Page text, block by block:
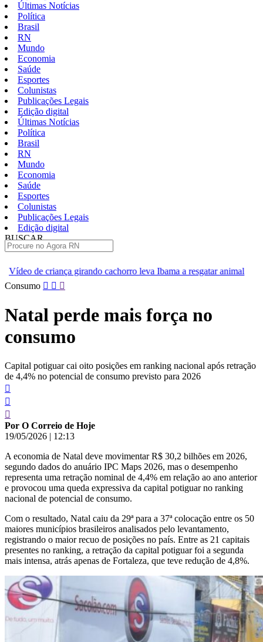
Últimas Notícias
Política
Brasil
RN
Mundo
Economia
Saúde
Esportes
Colunistas
Publicações Legais
Edição digital
Últimas Notícias
Política
Brasil
RN
Mundo
Economia
Saúde
Esportes
Colunistas
Publicações Legais
Edição digital
BUSCAR
cachorro leva Ibama a resgatar animal
[VÍDEO]
Pular
conteúdo
Consumo
Natal perde mais força no
consumo
Capital potiguar cai oito posições em ranking nacional após retração
de 4,4% no potencial de consumo previsto para 2026
Por O Correio de Hoje
19/05/2026 | 12:13
A economia de Natal deve movimentar R$ 30,2 bilhões em 2026,
segundo dados do anuário IPC Maps 2026, mas o desempenho
representa uma retração nominal de 4,4% em relação ao ano anterior
e provocou uma queda expressiva da capital potiguar no ranking
nacional de potencial de consumo.
Com o resultado, Natal caiu da 29ª para a 37ª colocação entre os 50
maiores municípios brasileiros analisados pelo levantamento,
registrando o maior recuo de posições no país. Entre as 21 capitais
presentes no ranking, a retração da capital potiguar foi a segunda
mais intensa, atrás apenas de Fortaleza, que teve redução de 4,8%.